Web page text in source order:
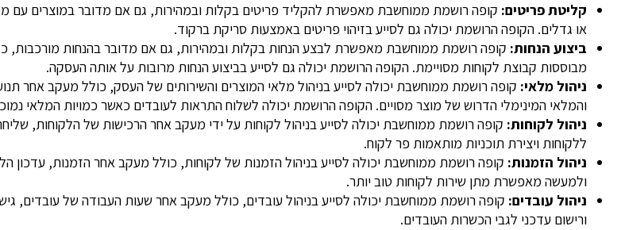
קליטת פריטים: קופה רושמת ממוחשבת מאפשרת להקליד פריטים בקלות ובמהירות, גם אם מדובר במוצרים עם
או גדלים. הקופה הרושמת יכולה גם לסייע בזיהוי פריטים באמצעות סריקת ברקוד.
ביצוע הנחות: קופה רושמת ממוחשבת מאפשרת לבצע הנחות בקלות ובמהירות, גם אם מדובר בהנחות מורכבות,
מבוססות קבוצת לקוחות מסויימת. הקופה הרושמת יכולה גם לסייע בביצוע הנחות מרובות על אותה העסקה.
ניהול מלאי: קופה רושמת ממוחשבת יכולה לסייע בניהול מלאי המוצרים והשירותים של העסק, כולל מעקב אחר
והמלאי המינימלי הדרוש של מוצר מסויים. הקופה הרושמת יכולה לשלוח התראות לעובדים כאשר כמויות המלאי
ניהול לקוחות: קופה רושמת ממוחשבת יכולה לסייע בניהול לקוחות על ידי מעקב אחר הרכישות של הלקוחות,
ללקוחות ויצירת תוכניות מותאמות פר לקוח.
ניהול הזמנות: קופה רושמת ממוחשבת יכולה לסייע בניהול הזמנות של לקוחות, כולל מעקב אחר הזמנות, עדכון
ולמעשה מאפשרת מתן שירות לקוחות טוב יותר.
ניהול עובדים: קופה רושמת ממוחשבת יכולה לסייע בניהול עובדים, כולל מעקב אחר שעות העבודה של עובדים,
ורישום עדכני לגבי הכשרות העובדים.